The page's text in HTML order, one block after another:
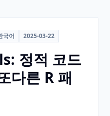
국어 2025-03-22
정적 코드
다른 R 패